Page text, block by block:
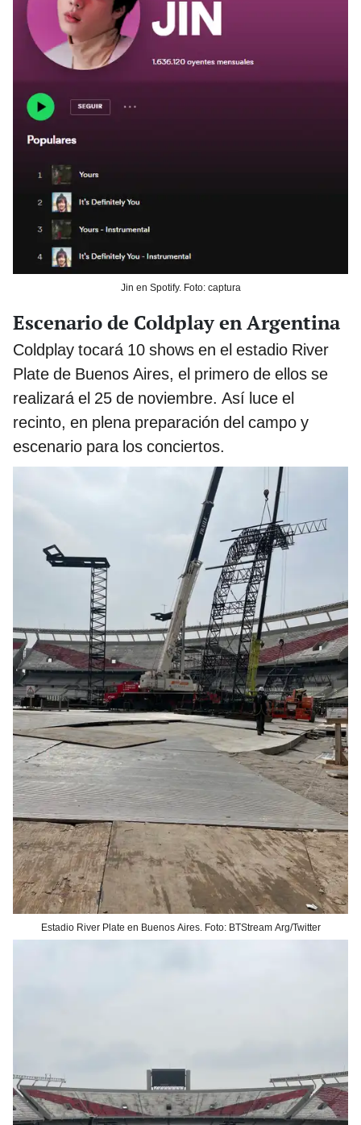
Jin en Spotify. Foto: captura
Escenario de Coldplay en Argentina
Coldplay tocará 10 shows en el estadio River
Plate de Buenos Aires, el primero de ellos se
realizará el 25 de noviembre. Así luce el
recinto, en plena preparación del campo y
escenario para los conciertos.
Estadio River Plate en Buenos Aires. Foto: BTStream Arg/Twitter